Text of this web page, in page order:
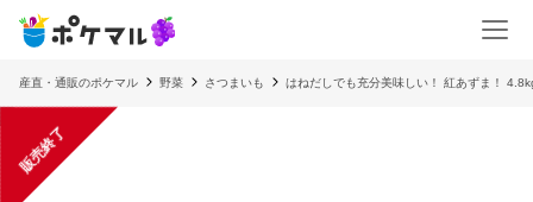
産直・通販のポケマル 野菜 さつまいも はねだしでも充分美味しい！ 紅あずま！
販売終了